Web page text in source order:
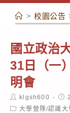
容
> 校園公告
國立政治
31日（一
明會
Post
author:
klgsh600
Post大學營隊/認識